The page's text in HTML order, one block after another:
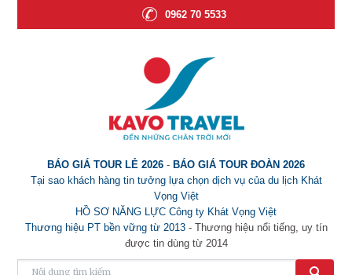
0962 70 5533
BÁO GIÁ TOUR LẺ 2026 - BÁO GIÁ TOUR ĐOÀN 2026
Tại sao khách hàng tin tưởng lựa chọn dịch vụ của du lịch Khát
Vọng Việt
HỒ SƠ NĂNG LỰC Công ty Khát Vọng Việt
Thương hiệu PT bền vững từ 2013- Thương hiệu nổi tiếng, uy tín
được tin dùng từ 2014